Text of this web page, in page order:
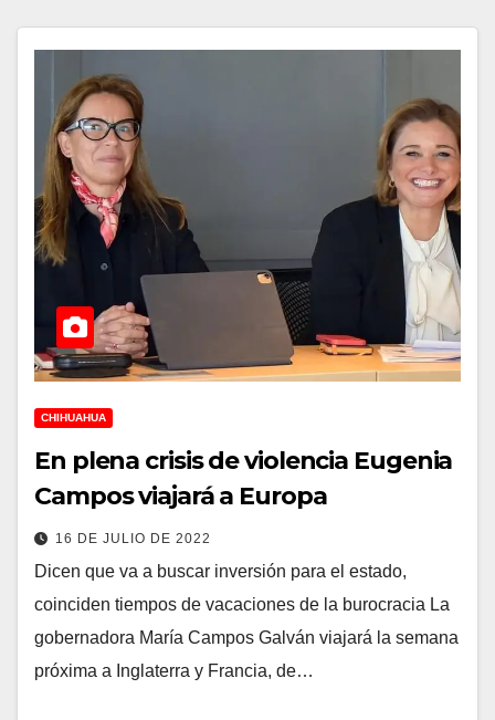
CHIHUAHUA
En plena crisis de violencia Eugenia
Campos viajará a Europa
16 DE JULIO DE 2022
Dicen que va a buscar inversión para el estado,
coinciden tiempos de vacaciones de la burocracia La
gobernadora María Campos Galván viajará la semana
próxima a Inglaterra y Francia, de…